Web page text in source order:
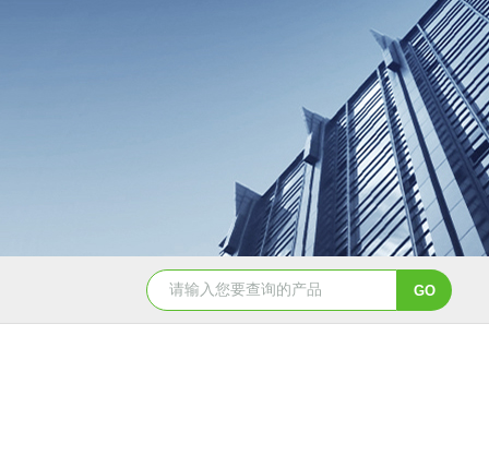
本进口sumitomo住友化学*氧化铝粉 AA-07工业级精品